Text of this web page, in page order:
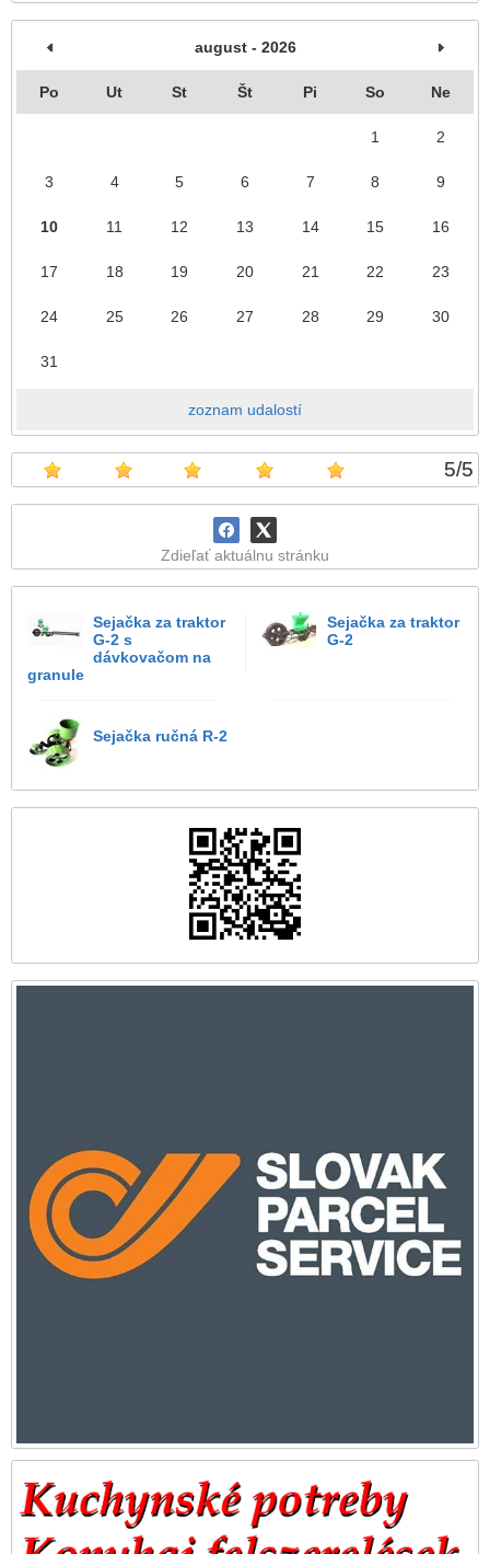
august - 2026
Po Ut St Št Pi So Ne
1 2
3 4 5 6 7 8 9
10 11 12 13 14 15 16
17 18 19 20 21 22 23
24 25 26 27 28 29 30
31
zoznam udalostí
5/5
Zdieľať aktuálnu stránku
Sejačka za traktor
G-2 s
dávkovačom na
granule
Sejačka za traktor
G-2
Sejačka ručná R-2